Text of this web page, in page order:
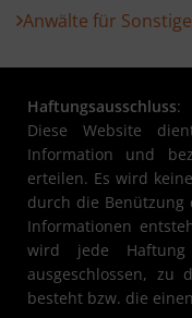
Anwälte für
Haftungsausschluss:
Diese Website
Information und
erteilen. Es wird
durch die
Informationen
wird jede
ausgeschlossen, zu
besteht bzw. die